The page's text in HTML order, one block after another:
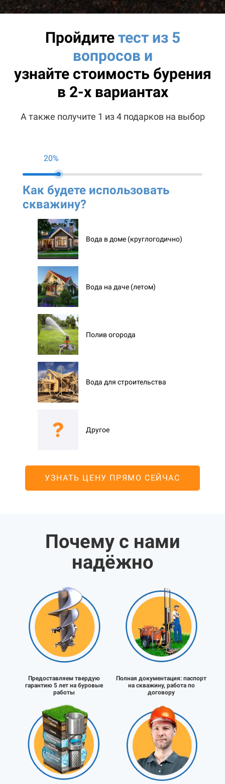
Пройдитетест из 5
вопросов и
узнайте стоимость бурения
в 2-х вариантах
А также получите 1 из 4 подарков на выбор
20%
Как будете использовать
скважину?
Вода в доме (круглогодично)
Вода на даче (летом)
Полив огорода
Вода для строительства
Другое
УЗНАТЬ ЦЕНУ ПРЯМО СЕЙЧАС
Почему с нами
надёжно
Предоставляем твердую
гарантию 5 лет на буровые
работы
Полная документация: паспорт
на скважину, работа по
договору